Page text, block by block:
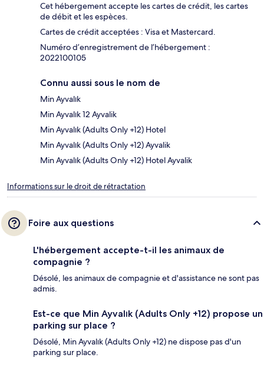
Cet hébergement accepte les cartes de crédit, les cartes
de débit et les espèces.
Cartes de crédit acceptées : Visa et Mastercard.
Numéro d’enregistrement de l’hébergement :
2022100105
Connu aussi sous le nom de
Min Ayvalık
Min Ayvalık 12 Ayvalik
Min Ayvalık (Adults Only +12) Hotel
Min Ayvalık (Adults Only +12) Ayvalik
Min Ayvalık (Adults Only +12) Hotel Ayvalik
Informations sur le droit de rétractation
Foire aux questions
L'hébergement accepte-t-il les animaux de
compagnie ?
Désolé, les animaux de compagnie et d'assistance ne sont pas
admis.
Est-ce que Min Ayvalık (Adults Only +12) propose un
parking sur place ?
Désolé, Min Ayvalık (Adults Only +12) ne dispose pas d'un
parking sur place.